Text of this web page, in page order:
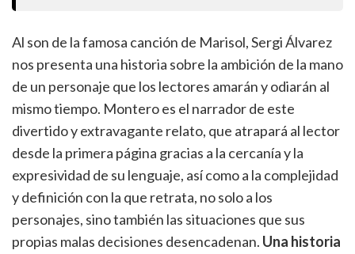
Al son de la famosa canción de Marisol, Sergi Álvarez
nos presenta una historia sobre la ambición de la mano
de un personaje que los lectores amarán y odiarán al
mismo tiempo. Montero es el narrador de este
divertido y extravagante relato, que atrapará al lector
desde la primera página gracias a la cercanía y la
expresividad de su lenguaje, así como a la complejidad
y definición con la que retrata, no solo a los
personajes, sino también las situaciones que sus
propias malas decisiones desencadenan. Una historia